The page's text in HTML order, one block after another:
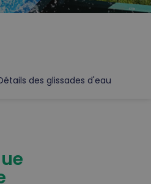
des glissades d'eau